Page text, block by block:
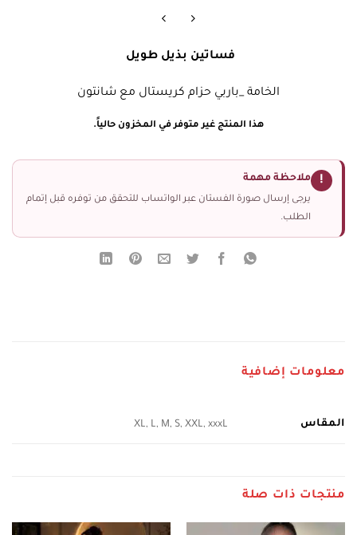
فساتين بذيل طويل
الخامة _باربي حزام كريستال مع شانتون
هذا المنتج غير متوفر في المخزون حالياً.
! ملاحظة مهمة
يرجى إرسال صورة الفستان عبر الواتساب للتحقق من توفره قبل إتمام
الطلب.
معلومات إضافية
المقاس XL, L, M, S, XXL, xxxL
منتجات ذات صلة